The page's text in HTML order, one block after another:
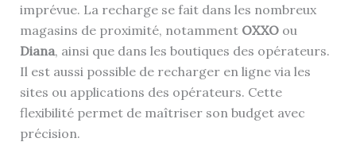
imprévue. La recharge se fait dans les nombreux
magasins de proximité, notamment OXXOou
Diana, ainsi que dans les boutiques des opérateurs.
Il est aussi possible de recharger en ligne via les
sites ou applications des opérateurs. Cette
flexibilité permet de maîtriser son budget avec
précision.